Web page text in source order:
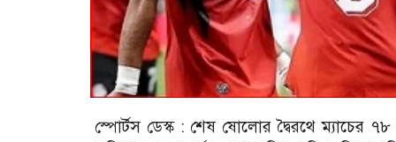
স্পোর্টস ডেস্ক : শেষ ষোলোর দ্বৈরথে ম্যাচের